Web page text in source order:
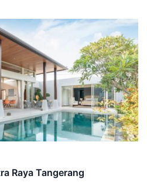
Raya Tangerang